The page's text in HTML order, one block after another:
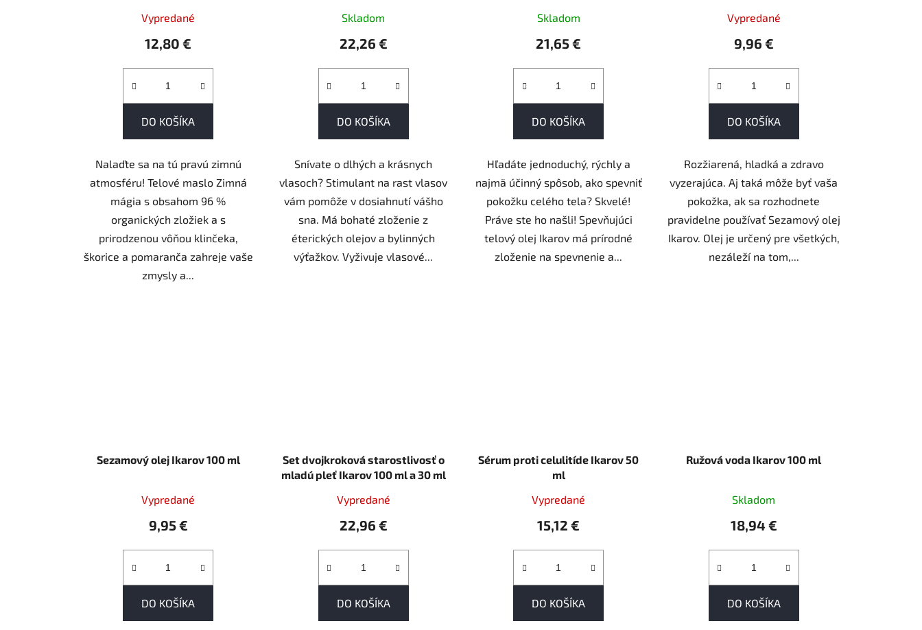
Vypredané
12,80 €
DO KOŠÍKA
Nalaďte sa na tú pravú zimnú
atmosféru! Telové maslo Zimná
mágia s obsahom 96 %
organických zložiek a s
prirodzenou vôňou klinčeka,
škorice a pomaranča zahreje vaše
zmysly a...
Skladom
22,26 €
DO KOŠÍKA
Snívate o dlhých a krásnych
vlasoch? Stimulant na rast vlasov
vám pomôže v dosiahnutí vášho
sna. Má bohaté zloženie z
éterických olejov a bylinných
výťažkov. Vyživuje vlasové...
Skladom
21,65 €
DO KOŠÍKA
Hľadáte jednoduchý, rýchly a
najmä účinný spôsob, ako spevniť
pokožku celého tela? Skvelé!
Práve ste ho našli! Spevňujúci
telový olej Ikarov má prírodné
zloženie na spevnenie a...
Vypredané
9,96 €
DO KOŠÍKA
Rozžiarená, hladká a zdravo
vyzerajúca. Aj taká môže byť vaša
pokožka, ak sa rozhodnete
pravidelne používať Sezamový olej
Ikarov. Olej je určený pre všetkých,
nezáleží na tom,...
Sezamový olej Ikarov 100 ml
Vypredané
9,95 €
DO KOŠÍKA
Set dvojkroková starostlivosť o
mladú pleť Ikarov 100 ml a 30 ml
Vypredané
22,96 €
DO KOŠÍKA
Sérum proti celulitíde Ikarov 50
ml
Vypredané
15,12 €
DO KOŠÍKA
Ružová voda Ikarov 100 ml
Skladom
18,94 €
DO KOŠÍKA